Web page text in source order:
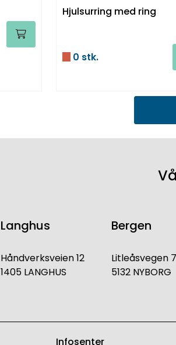
Hjulsurring med ring
0 stk.
Langhus
Håndverksveien 12
1405 LANGHUS
Bergen
Litleåsvegen
5132 NYBORG
Infosenter